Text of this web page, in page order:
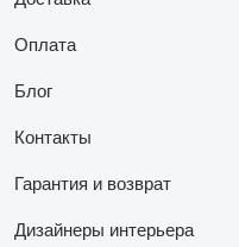
Оплата
Блог
Контакты
Гарантия и возврат
Дизайнеры интерьера